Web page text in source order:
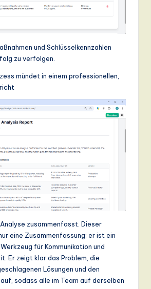
und Schlüsselkennzahlen
zu verfolgen.
mündet in einem professionellen,
zusammenfasst. Dieser
eine Zusammenfassung; er ist ein
für Kommunikation und
Er zeigt klar das Problem, die
Lösungen und den
sodass alle im Team auf derselben